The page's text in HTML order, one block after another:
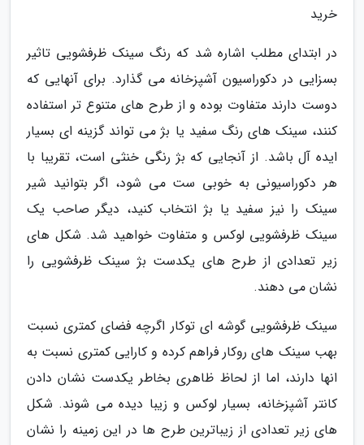
خرید
در ابتدای مطلب اشاره شد که رنگ سینک ظرفشویی تاثیر
بسزایی در دکوراسیون آشپزخانه می گذارد. برای آنهایی که
دوست دارند متفاوت بوده و از طرح های متنوع تر استفاده
کنند، سینک های رنگ سفید یا بژ می تواند گزینه ای بسیار
ایده آل باشد. از آنجایی که بژ رنگی خنثی است، تقریبا با
هر دکوراسیونی به خوبی ست می شود، اگر بتوانید شیر
سینک را نیز سفید یا بژ انتخاب کنید، دیگر صاحب یک
سینک ظرفشویی لوکس و متفاوت خواهید شد. شکل های
زیر تعدادی از طرح های یکدست بژ سینک ظرفشویی را
نشان می دهند.
سینک ظرفشویی گوشه ای توکار اگرچه فضای کمتری نسبت
بهب سینک های روکار فراهم کرده و کارایی کمتری نسبت به
انها دارند، اما از لحاظ ظاهری بخاطر یکدست نشان دادن
کانتر آشپزخانه، بسیار لوکس و زیبا دیده می شوند. شکل
های زیر تعدادی از زیباترین طرح ها در این زمینه را نشان